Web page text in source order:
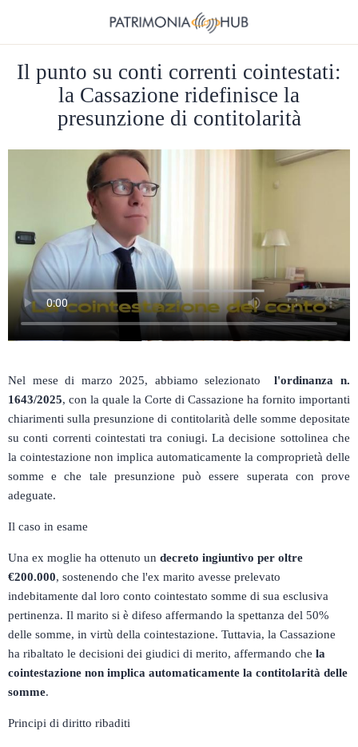
Il punto su conti correnti cointestati:
la Cassazione ridefinisce la
presunzione di contitolarità
Nel mese di marzo 2025, abbiamo selezionato
l'ordinanza n.
1643/2025, con la quale la Corte di Cassazione ha fornito importanti
chiarimenti sulla presunzione di contitolarità delle somme depositate
su conti correnti cointestati tra coniugi. La decisione sottolinea che
la cointestazione non implica automaticamente la comproprietà delle
somme e che tale presunzione può essere superata con prove
adeguate.
Il caso in esame
Una ex moglie ha ottenuto un decreto ingiuntivo per oltre
€200.000, sostenendo che l'ex marito avesse prelevato
indebitamente dal loro conto cointestato somme di sua esclusiva
pertinenza. Il marito si è difeso affermando la spettanza del 50%
delle somme, in virtù della cointestazione. Tuttavia, la Cassazione
ha ribaltato le decisioni dei giudici di merito, affermando che la
cointestazione non implica automaticamente la contitolarità delle
somme.
Principi di diritto ribaditi